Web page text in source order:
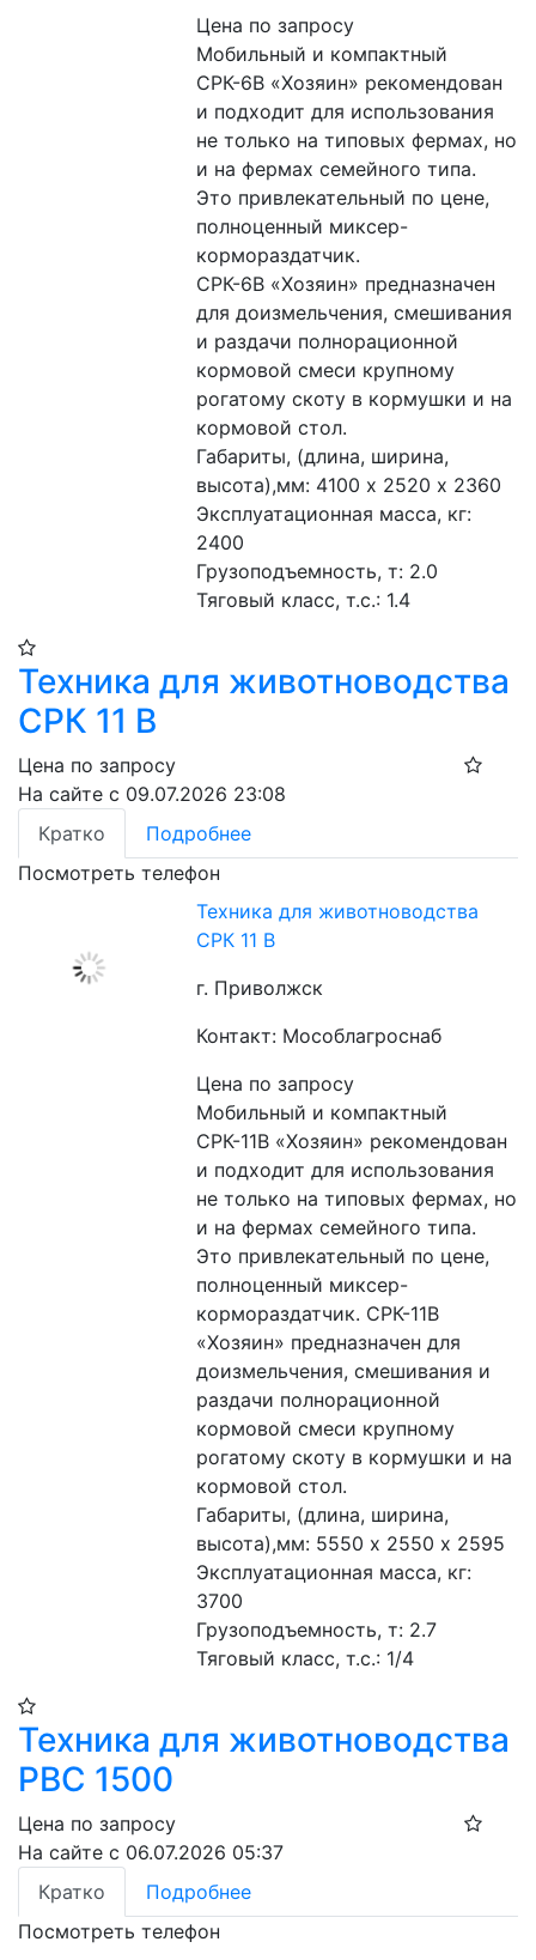
Цена по запросу
Мобильный и компактный
СРК-6В «Хозяин» рекомендован
и подходит для использования
не только на типовых фермах, но
и на фермах семейного типа.
Это привлекательный по цене,
полноценный миксер-
кормораздатчик.
СРК-6В «Хозяин» предназначен
для доизмельчения, смешивания
и раздачи полнорационной
кормовой смеси крупному
рогатому скоту в кормушки и на
кормовой стол.
Габариты, (длина, ширина,
высота),мм: 4100 х 2520 х 2360
Эксплуатационная масса, кг:
2400
Грузоподъемность, т: 2.0
Тяговый класс, т.с.: 1.4
Техника для животноводства
СРК 11 В
Цена по запросу
На сайте с 09.07.2026 23:08
Кратко
Подробнее
Посмотреть телефон
Техника для животноводства
СРК 11 В
г. Приволжск
Контакт: Мособлагроснаб
Цена по запросу
Мобильный и компактный
СРК-11В «Хозяин» рекомендован
и подходит для использования
не только на типовых фермах, но
и на фермах семейного типа.
Это привлекательный по цене,
полноценный миксер-
кормораздатчик. СРК-11В
«Хозяин» предназначен для
доизмельчения, смешивания и
раздачи полнорационной
кормовой смеси крупному
рогатому скоту в кормушки и на
кормовой стол.
Габариты, (длина, ширина,
высота),мм: 5550 х 2550 х 2595
Эксплуатационная масса, кг:
3700
Грузоподъемность, т: 2.7
Тяговый класс, т.с.: 1/4
Техника для животноводства
РВС 1500
Цена по запросу
На сайте с 06.07.2026 05:37
Кратко
Подробнее
Посмотреть телефон